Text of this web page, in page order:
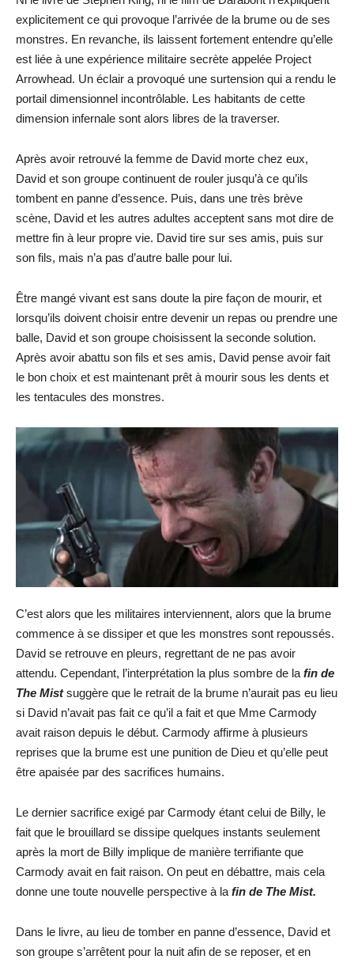
explicitement ce qui provoque l’arrivée de la brume ou de ses
monstres. En revanche, ils laissent fortement entendre qu’elle
est liée à une expérience militaire secrète appelée Project
Arrowhead. Un éclair a provoqué une surtension qui a rendu le
portail dimensionnel incontrôlable. Les habitants de cette
dimension infernale sont alors libres de la traverser.
Après avoir retrouvé la femme de David morte chez eux,
David et son groupe continuent de rouler jusqu’à ce qu’ils
tombent en panne d’essence. Puis, dans une très brève
scène, David et les autres adultes acceptent sans mot dire de
mettre fin à leur propre vie. David tire sur ses amis, puis sur
son fils, mais n’a pas d’autre balle pour lui.
Être mangé vivant est sans doute la pire façon de mourir, et
lorsqu’ils doivent choisir entre devenir un repas ou prendre une
balle, David et son groupe choisissent la seconde solution.
Après avoir abattu son fils et ses amis, David pense avoir fait
le bon choix et est maintenant prêt à mourir sous les dents et
les tentacules des monstres.
C’est alors que les militaires interviennent, alors que la brume
commence à se dissiper et que les monstres sont repoussés.
David se retrouve en pleurs, regrettant de ne pas avoir
attendu. Cependant, l’interprétation la plus sombre de la fin de
The Mistsuggère que le retrait de la brume n’aurait pas eu lieu
si David n’avait pas fait ce qu’il a fait et que Mme Carmody
avait raison depuis le début. Carmody affirme à plusieurs
reprises que la brume est une punition de Dieu et qu’elle peut
être apaisée par des sacrifices humains.
Le dernier sacrifice exigé par Carmody étant celui de Billy, le
fait que le brouillard se dissipe quelques instants seulement
après la mort de Billy implique de manière terrifiante que
Carmody avait en fait raison. On peut en débattre, mais cela
donne une toute nouvelle perspective à la fin de The Mist.
Dans le livre, au lieu de tomber en panne d’essence, David et
son groupe s’arrêtent pour la nuit afin de se reposer, et en